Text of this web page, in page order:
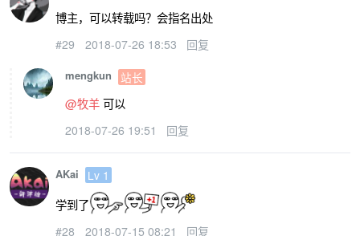
博主，可以转载吗？会指名出处
#29 2018-07-26 18:53 回复
mengkun 站长
@牧羊 可以
2018-07-26 19:51 回复
AKai Lv 1
学到了
#28 2018-07-15 08:21 回复